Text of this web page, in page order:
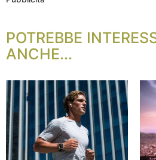
POTREBBE
ANCHE...